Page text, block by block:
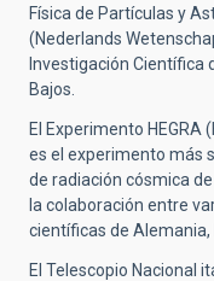
Física de Partículas y
(Nederlands
Investigación Científica
Bajos.
El Experimento HEGRA
es el experimento más
de radiación cósmica
la colaboración entre
científicas de Alemania,
El Telescopio Nacional